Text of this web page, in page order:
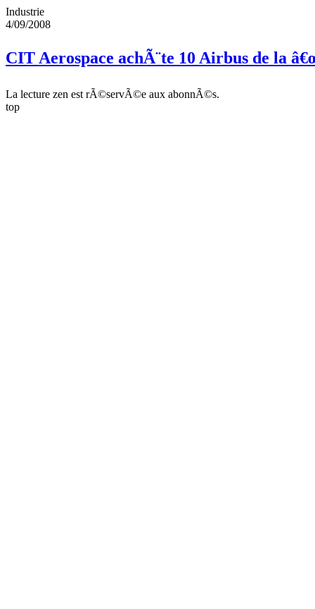
Industrie
4/09/2008
CIT Aerospace achÃ¨te 10 Airbus de la
La lecture zen est rÃ©servÃ©e aux abonnÃ©s.
top